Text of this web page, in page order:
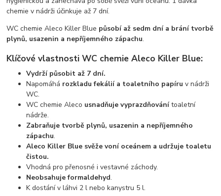
chemie v nádrži účinkuje až 7 dní.
WC chemie Aleco Killer Blue působí až sedm dní a brání tvorbě
plynů, usazenin a nepříjemného zápachu.
Klíčové vlastnosti WC chemie Aleco Killer Blue:
Vydrží působit až 7 dní.
Napomáhá rozkladu fekálií a toaletního papíruv nádrži
WC.
WC chemie Aleco usnadňuje vyprazdňovánítoaletní
nádrže.
Zabraňuje tvorbě plynů, usazenin a nepříjemného
zápachu.
Aleco Killer Blue svěže voní oceánem a udržuje toaletu
čistou.
Vhodná pro přenosné i vestavné záchody.
Neobsahuje formaldehyd.
K dostání v láhvi 2 l nebo kanystru 5 l.